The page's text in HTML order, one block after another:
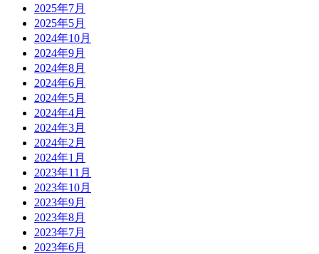
2025年7月
2025年5月
2024年10月
2024年9月
2024年8月
2024年6月
2024年5月
2024年4月
2024年3月
2024年2月
2024年1月
2023年11月
2023年10月
2023年9月
2023年8月
2023年7月
2023年6月